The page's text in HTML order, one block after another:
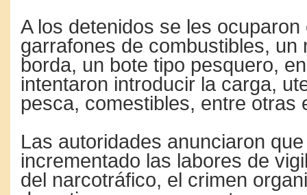
A los detenidos se les ocuparon
garrafones de combustibles, un
borda, un bote tipo pesquero,
intentaron introducir la carga,
pesca, comestibles, entre otras
Las autoridades anunciaron
incrementado las labores de
del narcotráfico, el crimen